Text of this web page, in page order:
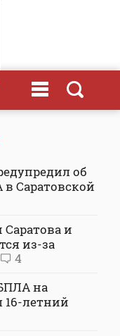
об
в Саратовской
и
из-за
4
на
16-летний